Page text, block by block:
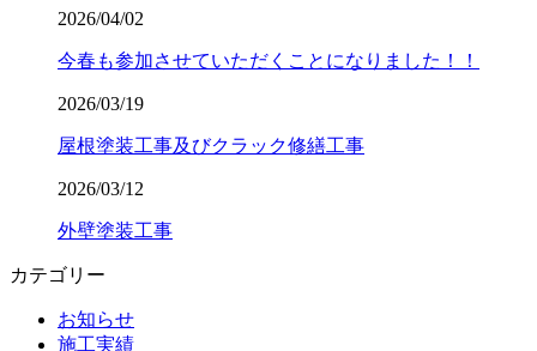
2026/04/02
今春も参加させていただくことになりました！！
2026/03/19
屋根塗装工事及びクラック修繕工事
2026/03/12
外壁塗装工事
カテゴリー
お知らせ
施工実績